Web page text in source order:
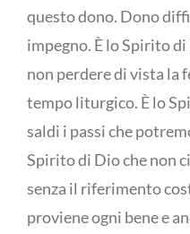
questo dono. Dono
impegno. È lo Spirito
non perdere di vista la
tempo liturgico. È lo
saldi i passi che
Spirito di Dio che non
senza il riferimento
proviene ogni bene e